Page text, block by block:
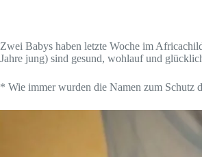
Zwei Babys haben letzte Woche im
Jahre jung) sind gesund, wohlauf und
* Wie immer wurden die Namen zum Schutz